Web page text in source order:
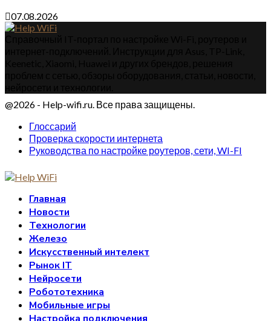
07.08.2026
@2026 - Help-wifi.ru. Все права защищены.
Глоссарий
Проверка скорости интернета
Руководства по настройке роутеров, сети, WI-FI
Главная
Новости
Технологии
Железо
Искусственный интелект
Рынок IT
Нейросети
Робототехника
Мобильные игры